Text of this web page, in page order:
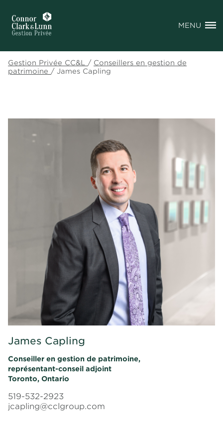
MENU
Gestion Privée CC&L / Conseillers en gestion de
patrimoine / James Capling
James Capling
Conseiller en gestion de patrimoine,
représentant-conseil adjoint
Toronto, Ontario
519-532-2923
jcapling@cclgroup.com